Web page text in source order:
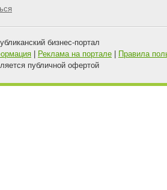
бизнес-портал
Реклама на портале
Правила
публичной офертой